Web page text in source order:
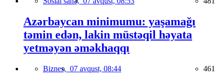
Azərbaycan minimumu: yaşamağı
təmin edən, lakin müstəqil həyata
yetməyən əməkhaqqı
Biznes, 07 avqust, 08:44 461